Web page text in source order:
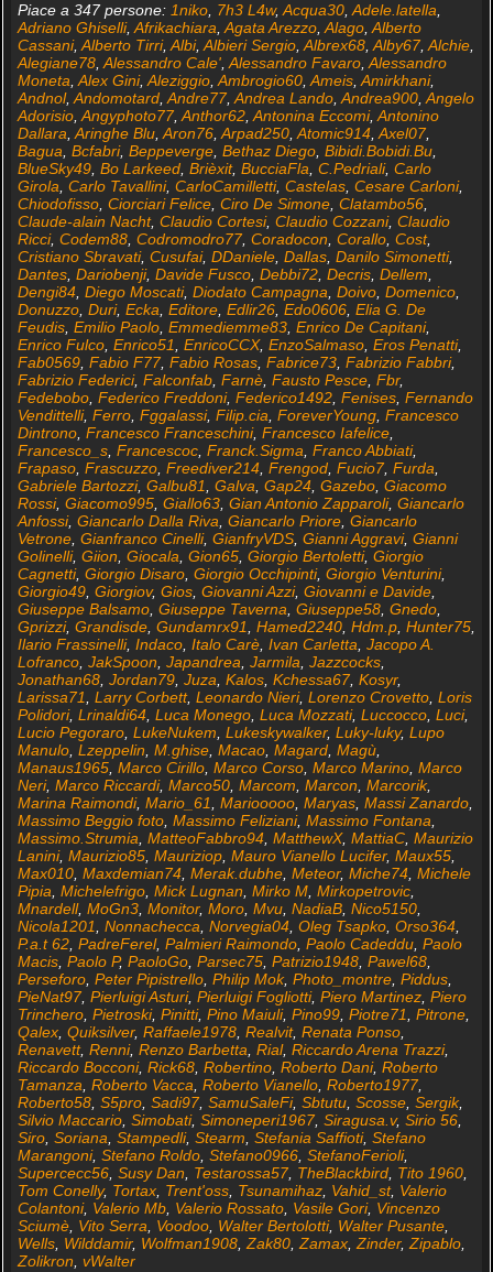
Piace a 347 persone: 1niko, 7h3 L4w, Acqua30, Adele.latella
Adriano Ghiselli, Afrikachiara Agata Arezzo, Alago, Alberto
Cassani, Alberto Tirri, Albi, Albieri Sergio, Albrex68, Alby67, Alchie,
Alegiane78, Alessandro Cale', Alessandro Favaro, Alessandro
Moneta Alex Gini, Aleziggio, Ambrogio60, Ameis, Amirkhani,
Andnol, Andomotard, Andre77, Andrea Lando, Andrea900, Angelo
Adorisio, Angyphoto77, Anthor62, Antonina Eccomi, Antonino
Dallara Aringhe Blu, Aron76, Arpad250, Atomic914, Axel07,
Bagua Bcfabri, Beppeverge, Bethaz Diego, Bibidi.Bobidi.Bu,
BlueSky49, Bo Larkeed, Brièxit, BucciaFla C.Pedriali, Carlo
Girola Carlo Tavallini, CarloCamilletti, Castelas, Cesare Carloni,
Chiodofisso, Ciorciari Felice, Ciro De Simone, Clatambo56,
Claude-alain Nacht, Claudio Cortesi, Claudio Cozzani, Claudio
Ricci, Codem88, Codromodro77, Coradocon Corallo, Cost,
Cristiano Sbravati, Cusufai, DDaniele, Dallas, Danilo Simonetti,
Dantes, Dariobenji, Davide Fusco, Debbi72, Decris, Dellem
Dengi84, Diego Moscati, Diodato Campagna Doivo, Domenico,
Donuzzo, Duri, Ecka Editore, Edlir26, Edo0606, Elia G. De
Feudis, Emilio Paolo, Emmediemme83, Enrico De Capitani,
Enrico Fulco, Enrico51 EnricoCCX, EnzoSalmaso, Eros Penatti,
Fab0569, Fabio F77, Fabio Rosas, Fabrice73, Fabrizio Fabbri,
Fabrizio Federici, Falconfab, Farnè, Fausto Pesce, Fbr,
Fedebobo, Federico Freddoni, Federico1492, Fenises, Fernando
Vendittelli, Ferro, Fggalassi, Filip.cia ForeverYoung, Francesco
Dintrono, Francesco Franceschini, Francesco Iafelice,
Francesco_s, Francescoc, Franck.Sigma Franco Abbiati,
Frapaso, Frascuzzo, Freediver214, Frengod, Fucio7, Furda
Gabriele Bartozzi, Galbu81 Galva Gap24, Gazebo, Giacomo
Rossi, Giacomo995, Giallo63, Gian Antonio Zapparoli, Giancarlo
Anfossi, Giancarlo Dalla Riva Giancarlo Priore, Giancarlo
Vetrone, Gianfranco Cinelli, GianfryVDS, Gianni Aggravi, Gianni
Golinelli, Giion Giocala Gion65, Giorgio Bertoletti, Giorgio
Cagnetti, Giorgio Disaro, Giorgio Occhipinti, Giorgio Venturini,
Giorgio49, Giorgiov, Gios, Giovanni Azzi, Giovanni e Davide,
Giuseppe Balsamo, Giuseppe Taverna Giuseppe58, Gnedo,
Gprizzi, Grandisde, Gundamrx91 Hamed2240, Hdm.p, Hunter75,
Ilario Frassinelli, Indaco, Italo Carè, Ivan Carletta Jacopo A.
Lofranco, JakSpoon Japandrea Jarmila Jazzcocks,
Jonathan68, Jordan79, Juza Kalos, Kchessa67, Kosyr,
Larissa71
Larry Corbett, Leonardo Nieri, Lorenzo Crovetto, Loris
Polidori, Lrinaldi64, Luca Monego, Luca Mozzati, Luccocco, Luci,
Lucio Pegoraro, LukeNukem Lukeskywalker, Luky-luky, Lupo
Manulo, Lzeppelin M.ghise, Macao, Magard, Magù,
Manaus1965, Marco Cirillo, Marco Corso, Marco Marino, Marco
Neri, Marco Riccardi, Marco50, Marcom Marcon Marcorik,
Marina Raimondi, Mario_61 Mariooooo, Maryas, Massi Zanardo,
Massimo Beggio foto, Massimo Feliziani, Massimo Fontana
Massimo.Strumia MatteoFabbro94, MatthewX, MattiaC, Maurizio
Lanini, Maurizio85, Mauriziop, Mauro Vianello Lucifer, Maux55,
Max010, Maxdemian74, Merak.dubhe, Meteor, Miche74, Michele
Pipia Michelefrigo, Mick Lugnan Mirko M, Mirkopetrovic,
Mnardell, MoGn3, Monitor, Moro, Mvu, NadiaB, Nico5150,
Nicola1201
Nonnachecca Norvegia04, Oleg Tsapko, Orso364,
P.a.t 62, PadreFerel, Palmieri Raimondo, Paolo Cadeddu, Paolo
Macis, Paolo P, PaoloGo, Parsec75, Patrizio1948, Pawel68,
Perseforo, Peter Pipistrello, Philip Mok, Photo_montre, Piddus,
PieNat97, Pierluigi Asturi, Pierluigi Fogliotti, Piero Martinez, Piero
Trinchero, Pietroski, Pinitti, Pino Maiuli, Pino99, Piotre71 Pitrone,
Qalex, Quiksilver, Raffaele1978, Realvit, Renata Ponso,
Renavett, Renni, Renzo Barbetta Rial, Riccardo Arena Trazzi,
Riccardo Bocconi, Rick68, Robertino, Roberto Dani, Roberto
Tamanza Roberto Vacca Roberto Vianello, Roberto1977,
Roberto58, S5pro, Sadi97, SamuSaleFi, Sbtutu, Scosse, Sergik,
Silvio Maccario, Simobati, Simoneperi1967, Siragusa.v, Sirio 56,
Siro, Soriana Stampedli, Stearm Stefania Saffioti, Stefano
Marangoni, Stefano Roldo, Stefano0966, StefanoFerioli,
Supercecc56, Susy Dan Testarossa57, TheBlackbird, Tito 1960,
Tom Conelly, Tortax, Trent'oss, Tsunamihaz, Vahid_st, Valerio
Colantoni, Valerio Mb, Valerio Rossato, Vasile Gori, Vincenzo
Sciumè, Vito Serra Voodoo, Walter Bertolotti, Walter Pusante,
Wells, Wilddamir, Wolfman1908, Zak80, Zamax, Zinder, Zipablo,
Zolikron vWalter